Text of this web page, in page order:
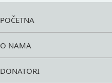
POČETNA
O NAMA
DONATORI